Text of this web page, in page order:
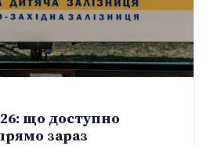
що доступно
зараз